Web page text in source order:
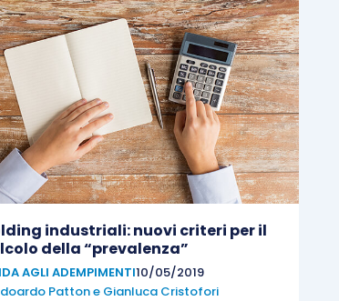
industriali: nuovi criteri per il
della “prevalenza”
AGLI ADEMPIMENTI10/05/2019
Pattone Gianluca Cristofori